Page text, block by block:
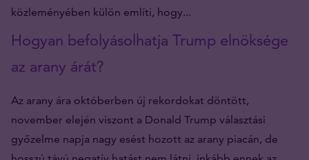
közleményében külön említi, hogy...
Hogyan befolyásolhatja Trump elnöksége
az arany árát?
Az arany ára októberben új rekordokat döntött,
november elején viszont a Donald Trump választási
győzelme napja nagy esést hozott az arany piacán, de